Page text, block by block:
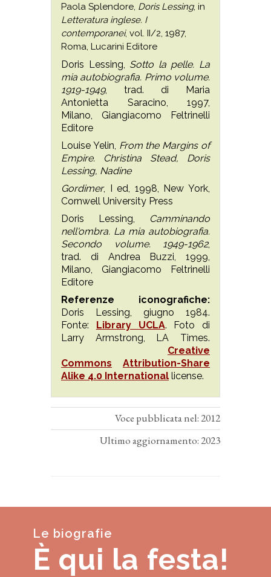
Paola Splendore, Doris Lessing, in
Letteratura inglese. I
contemporanei, vol. II/2, 1987,
Roma, Lucarini Editore
Doris Lessing, Sotto la pelle. La
mia autobiografia. Primo volume.
1919-1949, trad. di Maria
Antonietta Saracino, 1997,
Milano, Giangiacomo Feltrinelli
Editore
Louise Yelin, From the Margins of
Empire. Christina Stead, Doris
Lessing, Nadine
Gordimer, I ed, 1998, New York,
Cornwell University Press
Doris Lessing,
Camminando
nell'ombra. La mia autobiografia.
Secondo volume. 1949-1962,
trad. di Andrea Buzzi, 1999,
Milano, Giangiacomo Feltrinelli
Editore
Referenze iconografiche:
Doris Lessing, giugno 1984.
Fonte: Library UCLA. Foto di
Larry Armstrong, LA Times.
Creative
Commons
Attribution-Share
Alike 4.0 International license.
Voce pubblicata nel: 2012
Ultimo aggiornamento: 2023
Le biografie
È qui la festa!